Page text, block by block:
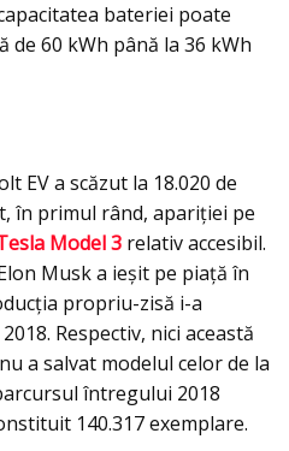
bateriei poate
de 60 kWh până la 36 kWh
EV a scăzut la 18.020 de
în primul rând, apariției pe
Model 3 relativ accesibil.
Musk a ieşit pe piaţă în
propriu-zisă i-a
Respectiv, nici această
a salvat modelul celor de la
întregului 2018
140.317 exemplare.